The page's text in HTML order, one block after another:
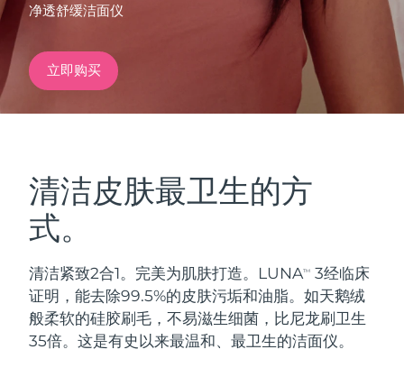
净透舒缓洁面仪
立即购买
清洁皮肤最卫生的方
式。
清洁紧致2合1。完美为肌肤打造。LUNATM
3经临床
证明，能去除99.5%的皮肤污垢和油脂。如天鹅绒
般柔软的硅胶刷毛，不易滋生细菌，比尼龙刷卫生
35倍。这是有史以来最温和、最卫生的洁面仪。
红光疗法
LUNA™ 4 套装
Anti-aging massage
BEAR™ 2 套装
Microcurrent toning
德国 预计送达日期
加拿大 预计送达日期
奥地利 预计送达日期
巴林
比利时 预计送达日期8/10/26
百慕大 预计送达日期8/16/26
波斯尼亚和黑塞哥维那 预计送达日期8/13/26